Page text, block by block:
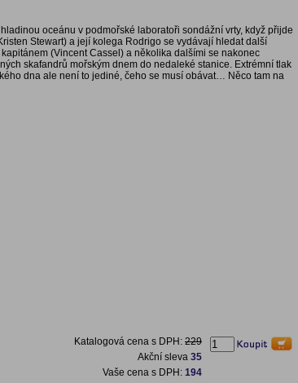
oceánu v podmořské laboratoři sondážní vrty, když přijde
Stewart) a její kolega Rodrigo se vydávají hledat další
(Vincent Cassel) a několika dalšími se nakonec
skafandrů mořským dnem do nedaleké stanice. Extrémní tlak
dna ale není to jediné, čeho se musí obávat… Něco tam na
Katalogová cena s DPH: 229
Akční sleva 35
Vaše cena s DPH: 194